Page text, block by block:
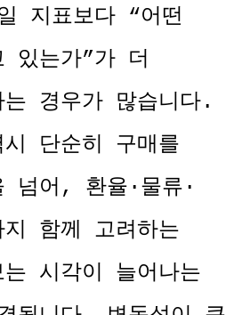
지표보다 “어떤
있는가”가 더
는 경우가 많습니다.
시 단순히 구매를
넘어, 환율·물류·
지 함께 고려하는
시각이 늘어나는